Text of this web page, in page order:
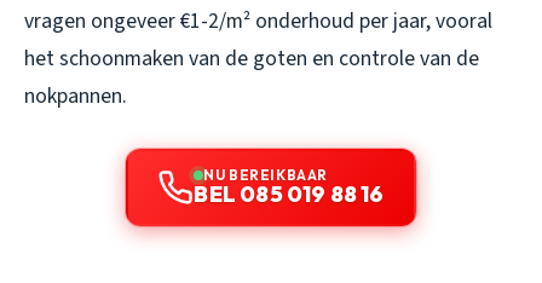
vragen ongeveer €1-2/m² onderhoud per jaar, vooral
het schoonmaken van de goten en controle van de
nokpannen.
NU BEREIKBAAR
BEL 085 019 88 16